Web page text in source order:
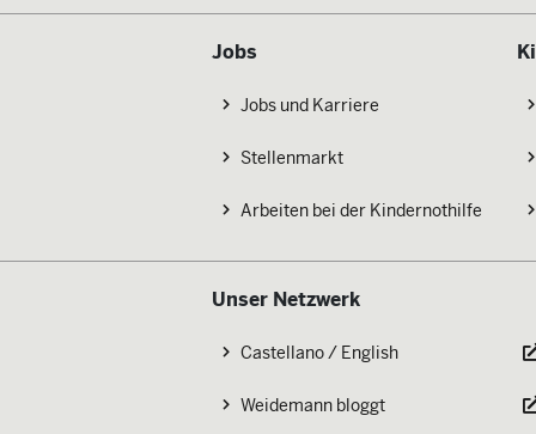
Jobs
Jobs und Karriere
Stellenmarkt
Arbeiten bei der Kindernothilfe
Unser Netzwerk
Castellano / English
Weidemann bloggt